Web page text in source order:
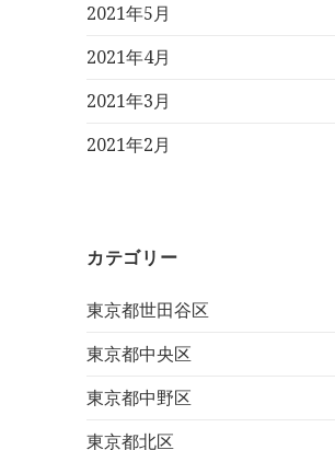
2021年5月
2021年4月
2021年3月
2021年2月
カテゴリー
東京都世田谷区
東京都中央区
東京都中野区
東京都北区